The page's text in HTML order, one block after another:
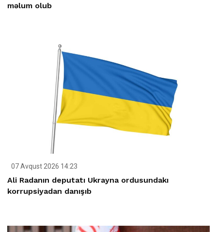
məlum olub
07 Avqust 2026 14:23
Ali Radanın deputatı Ukrayna ordusundakı
korrupsiyadan danışıb